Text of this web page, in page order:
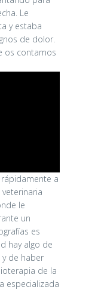
Le
y estaba
de dolor.
os contamos
a
le
un
es
hay algo de
de haber
de la
especializada